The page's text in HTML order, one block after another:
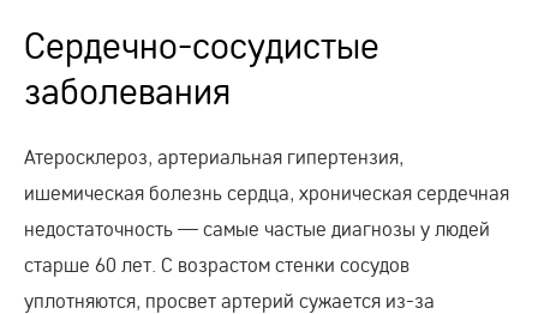
Сердечно-сосудистые
заболевания
Атеросклероз, артериальная гипертензия,
ишемическая болезнь сердца, хроническая сердечная
недостаточность — самые частые диагнозы у людей
старше 60 лет. С возрастом стенки сосудов
уплотняются, просвет артерий сужается из-за